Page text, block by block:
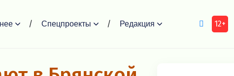
Спецпроекты Редакция 12+